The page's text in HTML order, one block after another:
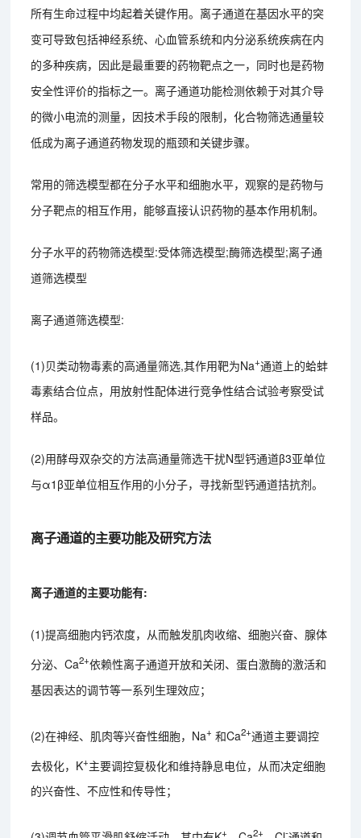
所有生命过程中均起着关键作用。离子通道在基因水平的突
变可导致包括神经系统、心血管系统和内分泌系统疾病在内
的多种疾病，因此是最重要的药物靶点之一，同时也是药物
安全性评价的指标之一。离子通道功能检测依赖于对其介导
的微小电流的测量，因技术手段的限制，化合物筛选通量较
低成为离子通道药物发现的瓶颈和关键步骤。
常用的筛选模型都在分子水平和细胞水平，观察的是药物与
分子靶点的相互作用，能够直接认识药物的基本作用机制。
分子水平的药物筛选模型:受体筛选模型;酶筛选模型;离子通
道筛选模型
离子通道筛选模型:
(1)贝类动物毒素的高通量筛选,其作用靶为Na+通道上的蛤蚌
毒素结合位点，用放射性配体进行竞争性结合试验考察受试
样品。
(2)用酵母双杂交的方法高通量筛选干扰N型钙通道β3亚单位
与α1β亚单位相互作用的小分子，寻找新型钙通道拮抗剂。
离子通道的主要功能及研究方法
离子通道的主要功能有:
(1)提高细胞内钙浓度，从而触发肌肉收缩、细胞兴奋、腺体
分泌、Ca2+依赖性离子通道开放和关闭、蛋白激酶的激活和
基因表达的调节等一系列生理效应；
(2)在神经、肌肉等兴奋性细胞，Na+ 和Ca2+通道主要调控
去极化，K+主要调控复极化和维持静息电位，从而决定细胞
的兴奋性、不应性和传导性；
+ 2+ -